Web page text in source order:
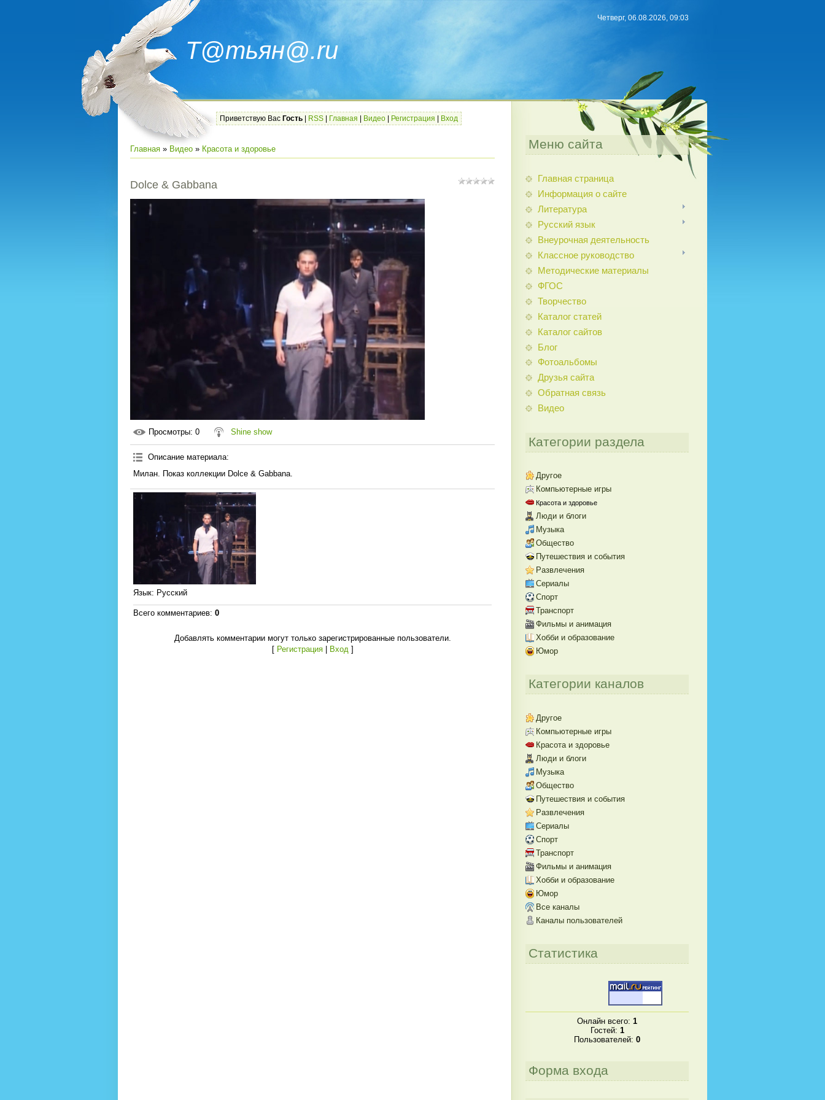
Т@тьян@.ru
Четверг, 06.08.2026, 09:03
Приветствую Вас Гость RSS Главная Видео Регистрация Вход
Главная » Видео » Красота и здоровье
Dolce & Gabbana
Просмотры: 0 Shine show
Описание материала:
Милан. Показ коллекции Dolce & Gabbana.
Язык: Русский
Всего комментариев: 0
Добавлять комментарии могут только зарегистрированные пользователи.
[ Регистрация| Вход]
Меню сайта
Главная страница
Информация о сайте
Литература
Русский язык
Внеурочная деятельность
Классное руководство
Методические материалы
ФГОС
Творчество
Каталог статей
Каталог сайтов
Блог
Фотоальбомы
Друзья сайта
Обратная связь
Видео
Категории раздела
Другое
Компьютерные игры
Красота и здоровье
Люди и блоги
Музыка
Общество
Путешествия и события
Развлечения
Сериалы
Спорт
Транспорт
Фильмы и анимация
Хобби и образование
Юмор
Категории каналов
Другое
Компьютерные игры
Красота и здоровье
Люди и блоги
Музыка
Общество
Путешествия и события
Развлечения
Сериалы
Спорт
Транспорт
Фильмы и анимация
Хобби и образование
Юмор
Все каналы
Каналы пользователей
Статистика
Онлайн всего: 1
Гостей: 1
Пользователей: 0
Форма входа